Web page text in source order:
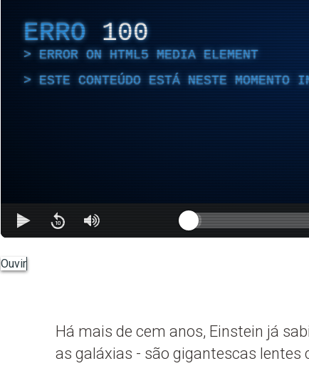
ERRO 100
ERROR ON HTML5 MEDIA ELEMENT
ESTE CONTEÚDO ESTÁ NESTE MOMENTO
Ouvir
Há mais de cem anos, Einstein já
as galáxias - são gigantescas